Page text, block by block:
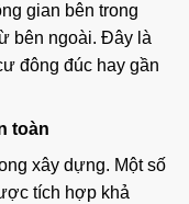
gian bên trong
bên ngoài. Đây là
đông đúc hay gần
toàn
xây dựng. Một số
tích hợp khả